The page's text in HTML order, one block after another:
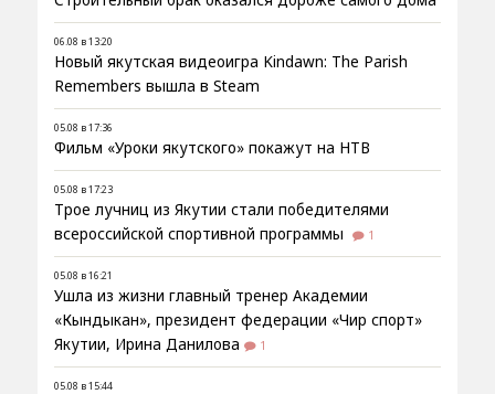
06.08 в 13:20
Новый якутская видеоигра Kindawn: The Parish
Remembers вышла в Steam
05.08 в 17:36
Фильм «Уроки якутского» покажут на НТВ
05.08 в 17:23
Трое лучниц из Якутии стали победителями
всероссийской спортивной программы
1
05.08 в 16:21
Ушла из жизни главный тренер Академии
«Кындыкан», президент федерации «Чир спорт»
Якутии, Ирина Данилова
1
05.08 в 15:44